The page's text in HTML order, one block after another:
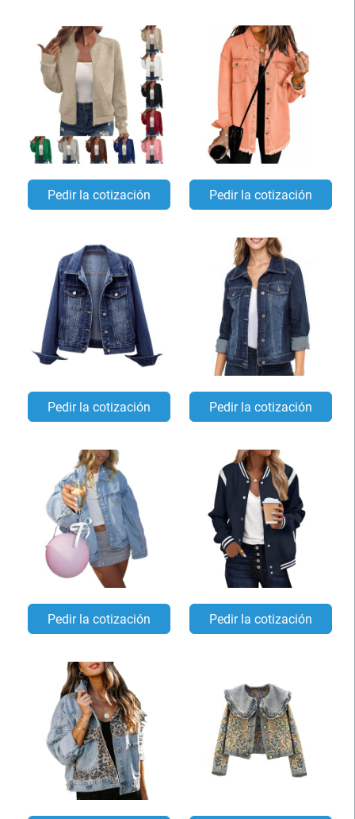
Pedir la cotización Pedir la cotización
Pedir la cotización Pedir la cotización
Pedir la cotización Pedir la cotización